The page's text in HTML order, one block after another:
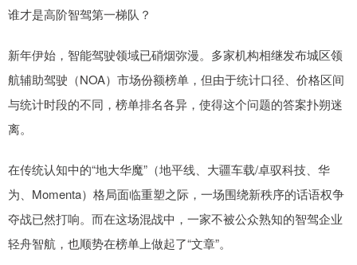
谁才是高阶智驾第一梯队？
新年伊始，智能驾驶领域已硝烟弥漫。多家机构相继发布城区领
航辅助驾驶（NOA）市场份额榜单，但由于统计口径、价格区间
与统计时段的不同，榜单排名各异，使得这个问题的答案扑朔迷
离。
在传统认知中的“地大华魔”（地平线、大疆车载/卓驭科技、华
为、Momenta）格局面临重塑之际，一场围绕新秩序的话语权争
夺战已然打响。而在这场混战中，一家不被公众熟知的智驾企业
轻舟智航，也顺势在榜单上做起了“文章”。